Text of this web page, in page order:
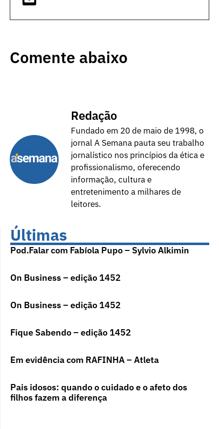
Comente abaixo
Redação
Fundado em 20 de maio de 1998, o
jornal A Semana pauta seu trabalho
jornalístico nos princípios da ética e
profissionalismo, oferecendo
informação, cultura e
entretenimento a milhares de
leitores.
Últimas
Pod.Falar com Fabíola Pupo – Sylvio Alkimin
On Business – edição 1452
On Business – edição 1452
Fique Sabendo – edição 1452
Em evidência com RAFINHA – Atleta
Pais idosos: quando o cuidado e o afeto dos
filhos fazem a diferença